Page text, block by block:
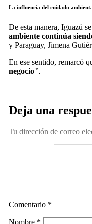
La influencia del cuidado
De esta manera, Iguazú
ambiente continúa
y Paraguay, Jimena
En ese sentido, remarcó
negocio”.
Deja una
Tu dirección de correo
Comentario *
Nombre *